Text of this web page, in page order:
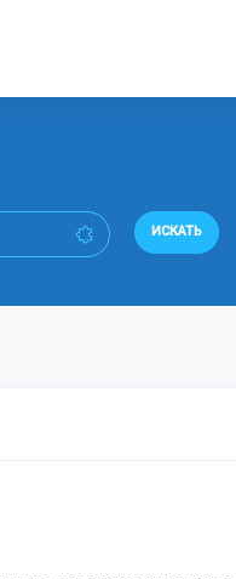
ИСКАТЬ